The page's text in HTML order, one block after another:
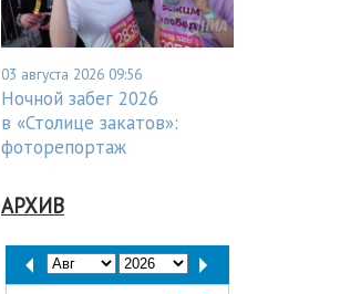
03 августа 2026 09:56
Ночной забег 2026
в «Столице закатов»:
фоторепортаж
АРХИВ